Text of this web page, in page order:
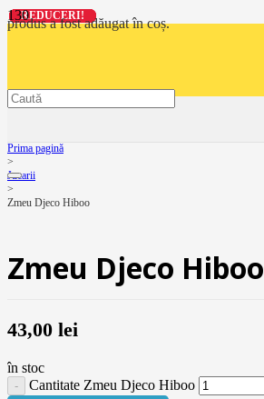
produsa fost adăugat în coș.
Prima pagină
>
Jucarii
>
Zmeu Djeco Hiboo
Zmeu Djeco Hiboo
43,00 lei
în stoc
Cantitate Zmeu Djeco Hiboo
REDUCERI!
REDUCERI!
REDUCERI!
REDUCERI!